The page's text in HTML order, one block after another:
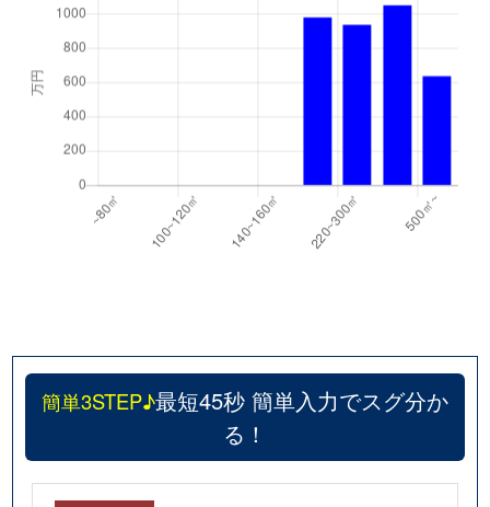
簡単3STEP♪最短45秒 簡単入力でスグ分か
る！